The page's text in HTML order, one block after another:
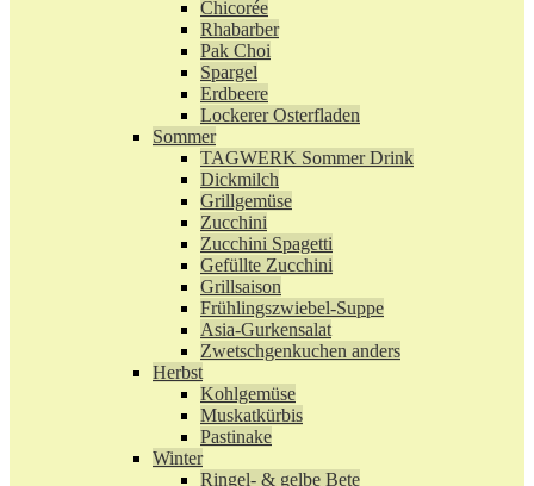
Chicorée
Rhabarber
Pak Choi
Spargel
Erdbeere
Lockerer Osterfladen
Sommer
TAGWERK Sommer Drink
Dickmilch
Grillgemüse
Zucchini
Zucchini Spagetti
Gefüllte Zucchini
Grillsaison
Frühlingszwiebel-Suppe
Asia-Gurkensalat
Zwetschgenkuchen anders
Herbst
Kohlgemüse
Muskatkürbis
Pastinake
Winter
Ringel- & gelbe Bete